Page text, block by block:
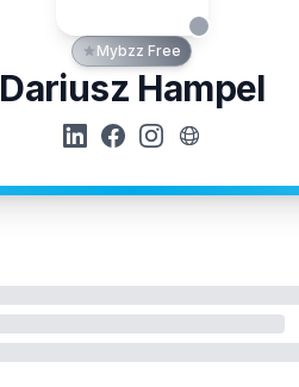
Mybzz Free
Dariusz Hampel